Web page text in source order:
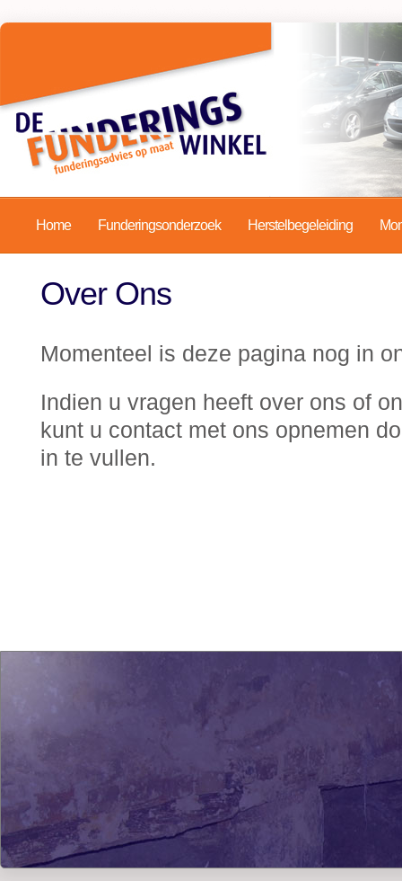
Home Funderingsonderzoek Herstelbegeleiding
Over Ons
Momenteel is deze pagina nog in
Indien u vragen heeft over ons of
kunt u contact met ons opnemen
in te vullen.